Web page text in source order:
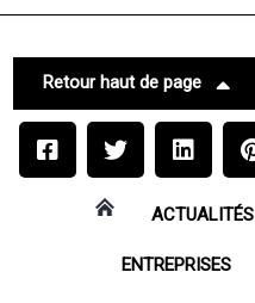
Retour haut de page
ACTUALITÉS
ENTREPRISES